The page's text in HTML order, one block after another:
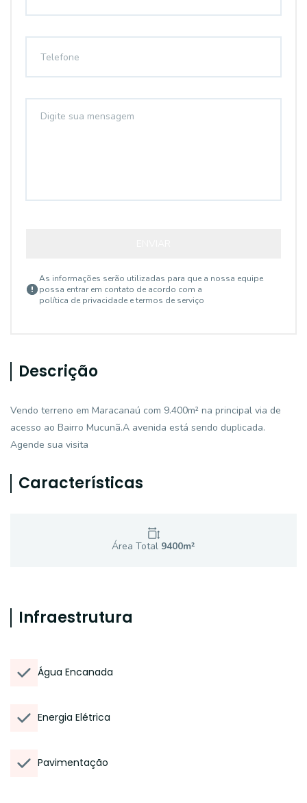
As informações serão utilizadas para que a nossa equipe
possa entrar em contato de acordo com a
política de privacidade e termos de serviço
Descrição
Vendo terreno em Maracanaú com 9.400m² na principal via de
acesso ao Bairro Mucunã.A avenida está sendo duplicada.
Agende sua visita
Características
Área Total 9400m²
Infraestrutura
Água Encanada
Energia Elétrica
Pavimentação